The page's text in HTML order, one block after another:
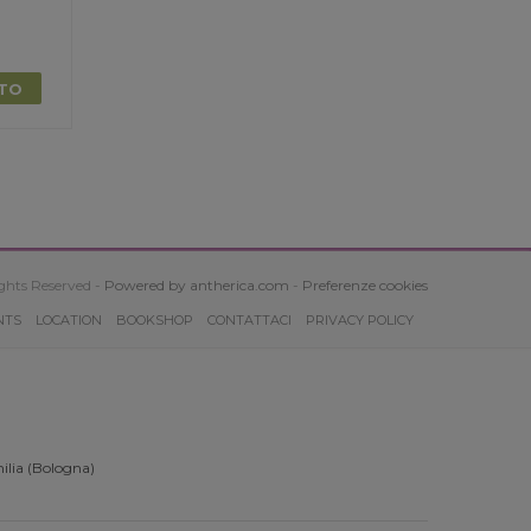
Reserved - Powered by antherica.com - Preferenze cookies
LOCATION BOOKSHOP CONTATTACI PRIVACY POLICY
(Bologna)